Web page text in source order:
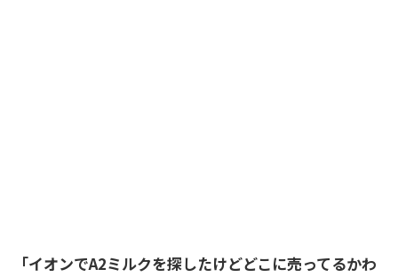
「イオンでA2ミルクを探したけどどこに売ってるかわ